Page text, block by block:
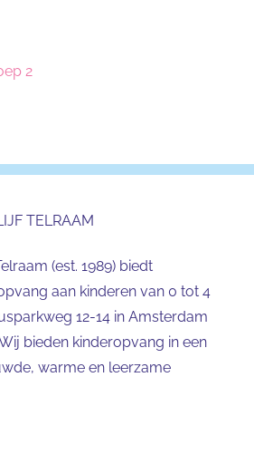
2
TELRAAM
(est. 1989) biedt
aan kinderen van 0 tot 4
12-14 in Amsterdam
bieden kinderopvang in een
warme en leerzame